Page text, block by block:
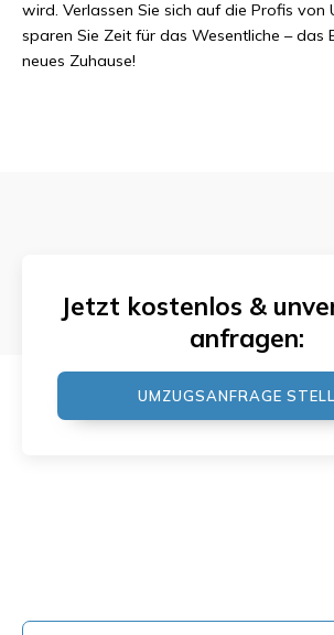
wird. Verlassen Sie sich auf die Profis von
sparen Sie Zeit für das Wesentliche – das
neues Zuhause!
Jetzt kostenlos &
anfragen:
UMZUGSANFRAGE